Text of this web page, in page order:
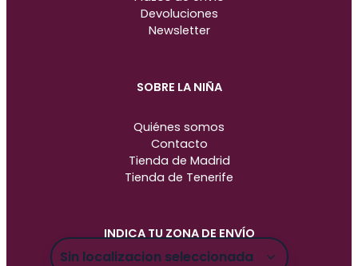
Devoluciones
Newsletter
SOBRE LA NIÑA
Quiénes somos
Contacto
Tienda de Madrid
Tienda de Tenerife
INDICA TU ZONA DE ENVÍO